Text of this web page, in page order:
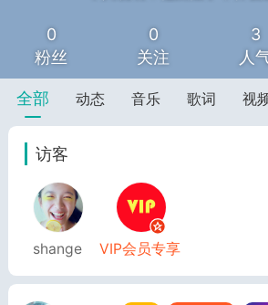
《青春如火爱一场》
排行榜 开通会员
0
粉丝
0
关注
3
人
全部 动态 音乐 歌词 视
访客
shange VIP会员专享